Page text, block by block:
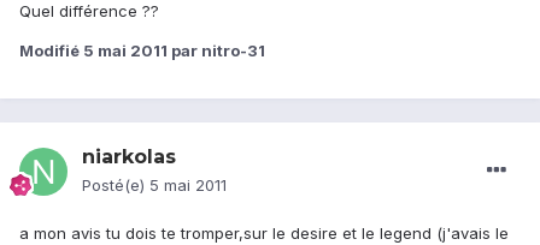
Quel différence ??
Modifié 5 mai 2011 par nitro-31
niarkolas
Posté(e) 5 mai 2011
a mon avis tu dois te tromper,sur le desire et le legend (j'avais le